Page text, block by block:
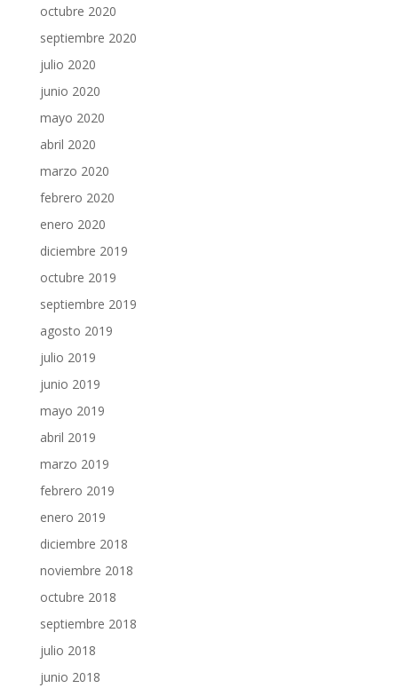
octubre 2020
septiembre 2020
julio 2020
junio 2020
mayo 2020
abril 2020
marzo 2020
febrero 2020
enero 2020
diciembre 2019
octubre 2019
septiembre 2019
agosto 2019
julio 2019
junio 2019
mayo 2019
abril 2019
marzo 2019
febrero 2019
enero 2019
diciembre 2018
noviembre 2018
octubre 2018
septiembre 2018
julio 2018
junio 2018